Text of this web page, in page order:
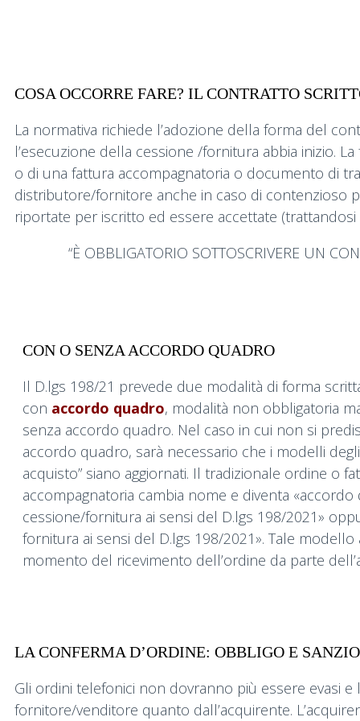
COSA OCCORRE FARE? IL CONTRATTO
La normativa richiede l’adozione della forma del
l’esecuzione della cessione /fornitura abbia inizio.
o di una fattura accompagnatoria o documento di
distributore/fornitore anche in caso di contenzioso
riportate per iscritto ed essere accettate
“È OBBLIGATORIO SOTTOSCRIVERE UN
CON O SENZA ACCORDO QUADRO
Il D.lgs 198/21 prevede due modalità di forma
con accordo quadro, modalità non obbligatoria
senza accordo quadro. Nel caso in cui non si
accordo quadro, sarà necessario che i modelli
acquisto” siano aggiornati. Il tradizionale ordine o
accompagnatoria cambia nome e diventa «accordo
cessione/fornitura ai sensi del D.lgs 198/2021»
fornitura ai sensi del D.lgs 198/2021». Tale
momento del ricevimento dell’ordine da parte
LA CONFERMA D’ORDINE: OBBLIGO E
Gli ordini telefonici non dovranno più essere evasi
fornitore/venditore quanto dall’acquirente.